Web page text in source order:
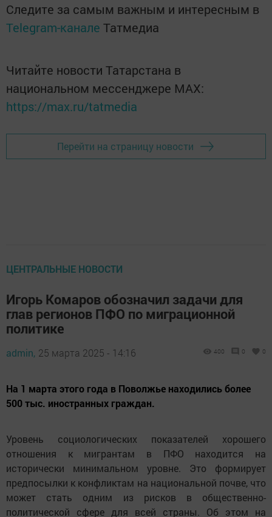
Следите за самым важным и интересным в
Telegram-канале Татмедиа
Читайте новости Татарстана в
национальном мессенджере MАХ:
https://max.ru/tatmedia
Перейти на страницу новости
ЦЕНТРАЛЬНЫЕ НОВОСТИ
Игорь Комаров обозначил задачи для
глав регионов ПФО по миграционной
политике
admin, 25 марта 2025 - 14:16 400 0 0
На 1 марта этого года в Поволжье находились более
500 тыс. иностранных граждан.
Уровень социологических показателей хорошего
отношения к мигрантам в ПФО находится на
исторически минимальном уровне. Это формирует
предпосылки к конфликтам на национальной почве, что
может стать одним из рисков в общественно-
политической сфере для всей страны. Об этом на